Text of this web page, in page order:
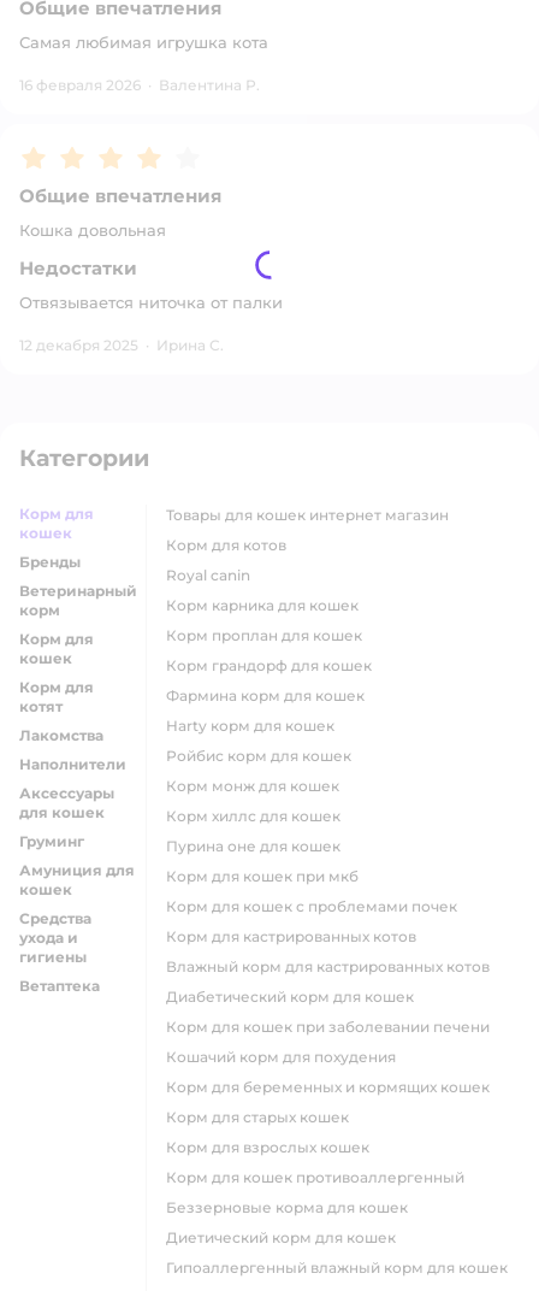
Общие впечатления
Самая любимая игрушка кота
16 февраля 2026 · Валентина Р.
Рейтинг:4
Общие впечатления
Кошка довольная
Недостатки
Отвязывается ниточка от палки
12 декабря 2025 · Ирина С.
Категории
Корм для
кошек
Бренды
Ветеринарный
корм
Корм для
кошек
Корм для
котят
Лакомства
Наполнители
Аксессуары
для кошек
Груминг
Амуниция для
кошек
Средства
ухода и
гигиены
Ветаптека
товары для кошек интернет магазин
корм для котов
royal canin
корм карника для кошек
корм проплан для кошек
корм грандорф для кошек
фармина корм для кошек
harty корм для кошек
ройбис корм для кошек
корм монж для кошек
корм хиллс для кошек
пурина оне для кошек
корм для кошек при мкб
корм для кошек с проблемами почек
Корм для кастрированных котов
влажный корм для кастрированных котов
диабетический корм для кошек
корм для кошек при заболевании печени
кошачий корм для похудения
корм для беременных и кормящих кошек
корм для старых кошек
корм для взрослых кошек
корм для кошек противоаллергенный
беззерновые корма для кошек
диетический корм для кошек
гипоаллергенный влажный корм для кошек